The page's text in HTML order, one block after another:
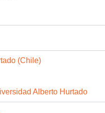
(Chile)
Alberto Hurtado